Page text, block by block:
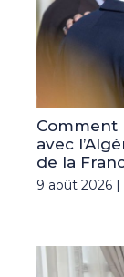
Comment
avec
de la
9 août 2026 |